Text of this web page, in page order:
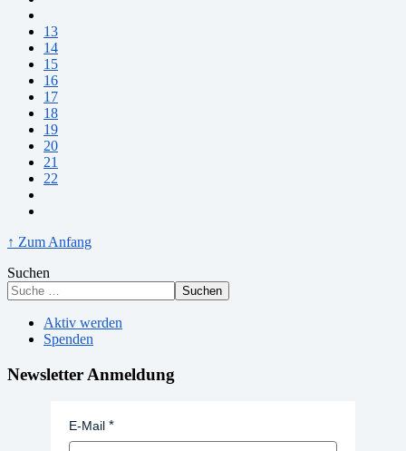
13
14
15
16
17
18
19
20
21
22
↑ Zum Anfang
Suchen
Suchen
Aktiv werden
Spenden
Newsletter Anmeldung
E-Mail